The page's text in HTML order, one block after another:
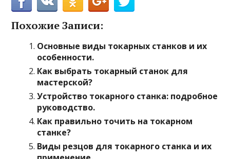
Похожие Записи:
Основные виды токарных станков и их
особенности.
Как выбрать токарный станок для
мастерской?
Устройство токарного станка: подробное
руководство.
Как правильно точить на токарном
станке?
Виды резцов для токарного станка и их